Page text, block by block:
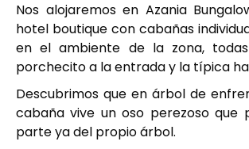
Nos alojaremos en Azania
hotel boutique con cabañas
en el ambiente de la zona,
porchecito a la entrada y la típica
Descubrimos que en árbol de
cabaña vive un oso perezoso que
parte ya del propio árbol.